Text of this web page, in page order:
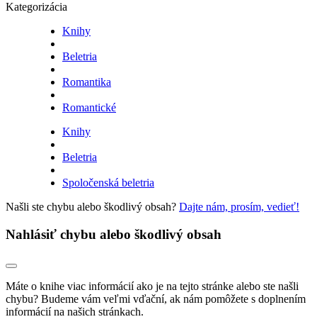
Kategorizácia
Knihy
Beletria
Romantika
Romantické
Knihy
Beletria
Spoločenská beletria
Našli ste chybu alebo škodlivý obsah? Dajte nám, prosím, vedieť!
Nahlásiť chybu alebo škodlivý obsah
Máte o knihe viac informácií ako je na tejto stránke alebo ste našli
chybu? Budeme vám veľmi vďační, ak nám pomôžete s doplnením
informácií na našich stránkach.